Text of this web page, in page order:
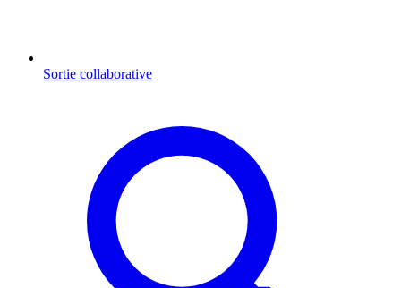
Sortie collaborative